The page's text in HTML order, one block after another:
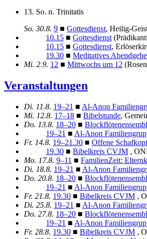
13. So. n. Trinitatis
So. 30.8. 9 ■ Gottesdienst, Heilig-
10.15 ■ Gottesdienst
10.15 ■ Gottesdienst,
19.30 ■ Meditatives
Mi. 2.9. 12 ■ Mittwochs um 12
Veranstaltungen
Di. 11.8. 19–21 ■ Al-Anon
Mi. 12.8. 17–18 ■ Bibelstunde,
Do. 13.8. 18–20 ■
19–21 ■ Al-Anon
Fr. 14.8. 19–21.30 ■ Offene
19.30 ■ Bibelkreis CVJM ,
Mo. 17.8. 9–11 ■ FamilienZeit:
Di. 18.8. 19–21 ■ Al-Anon
Do. 20.8. 18–20 ■
19–21 ■ Al-Anon
Fr. 21.8. 19.30 ■ Bibelkreis CVJM ,
Di. 25.8. 19–21 ■ Al-Anon
Do. 27.8. 18–20 ■
19–21 ■ Al-Anon
Fr. 28.8. 19.30 ■ Bibelkreis CVJM ,